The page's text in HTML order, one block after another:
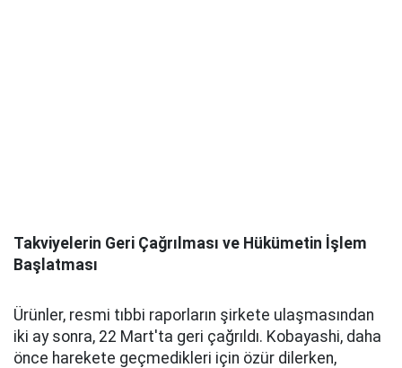
Takviyelerin Geri Çağrılması ve Hükümetin İşlem
Başlatması
Ürünler, resmi tıbbi raporların şirkete ulaşmasından
iki ay sonra, 22 Mart'ta geri çağrıldı. Kobayashi, daha
önce harekete geçmedikleri için özür dilerken,